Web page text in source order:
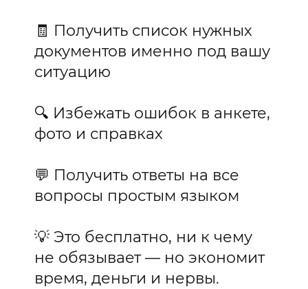
🧾 Получить список нужных
документов именно под вашу
ситуацию
🔍 Избежать ошибок в анкете,
фото и справках
💬 Получить ответы на все
вопросы простым языком
💡 Это бесплатно, ни к чему
не обязывает — но экономит
время, деньги и нервы.